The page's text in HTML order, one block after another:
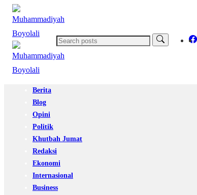
Berita
Blog
Opini
Politik
Khutbah Jumat
Redaksi
Ekonomi
Internasional
Business